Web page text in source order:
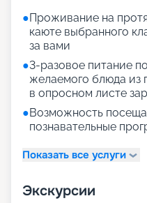
●Проживание на
каюте выбранного
за вами
●3-разовое питание
желаемого блюда из
в опросном листе
●Возможность
познавательные
Показать все услуги
Экскурсии